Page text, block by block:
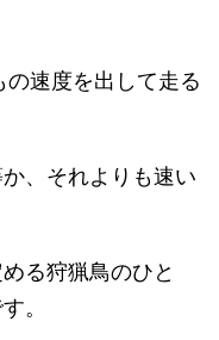
速度を出して走る
、それよりも速い
る狩猟鳥のひと
。